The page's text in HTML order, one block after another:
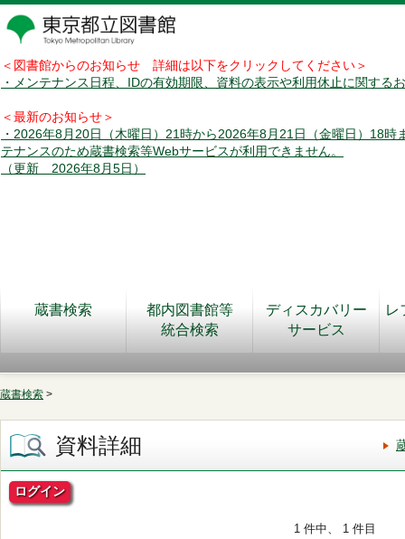
＜図書館からのお知らせ 詳細は以下をクリックしてください＞
・メンテナンス日程、IDの有効期限、資料の表示や利用休止に関する
＜最新のお知らせ＞
・2026年8月20日（木曜日）21時から2026年8月21日（金曜日）18時
テナンスのため蔵書検索等Webサービスが利用できません。
（更新 2026年8月5日）
蔵書検索
都内図書館等
統合検索
ディスカバリー
サービス
レ
蔵書検索 >
資料詳細
ログイン
1 件中、 1 件目